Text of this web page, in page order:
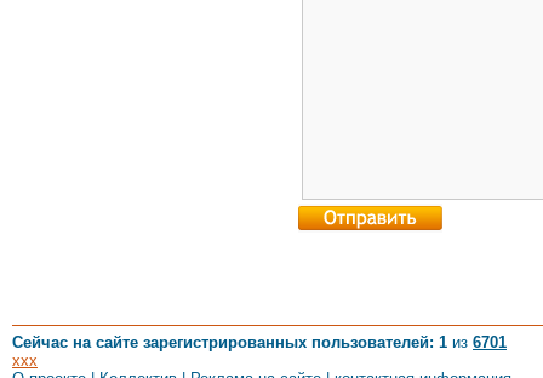
Сейчас на сайте зарегистрированных пользователей: 1 из 6701
xxx